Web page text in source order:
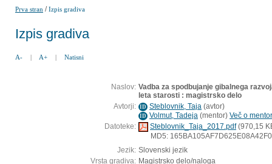
Prva stran /Izpis gradiva
Izpis gradiva
A- | A+ | Natisni
Naslov: Vadba za spodbujanje gibalnega
leta starosti : magistrsko delo
Avtorji: ID Steblovnik, Taja (avtor)
ID Volmut, Tadeja (mentor) Več o
Datoteke:
Steblovnik_Taja_2017.pdf(970,15
MD5:
Jezik: Slovenski jezik
Vrsta gradiva: Magistrsko delo/naloga